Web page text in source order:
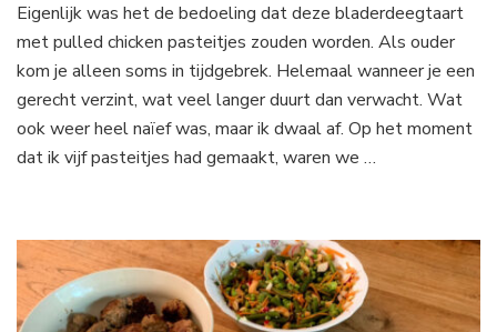
met
pulled
chicken
Eigenlijk was het de bedoeling dat deze bladerdeegtaart
met pulled chicken pasteitjes zouden worden. Als ouder
kom je alleen soms in tijdgebrek. Helemaal wanneer je een
gerecht verzint, wat veel langer duurt dan verwacht. Wat
ook weer heel naïef was, maar ik dwaal af. Op het moment
dat ik vijf pasteitjes had gemaakt, waren we …